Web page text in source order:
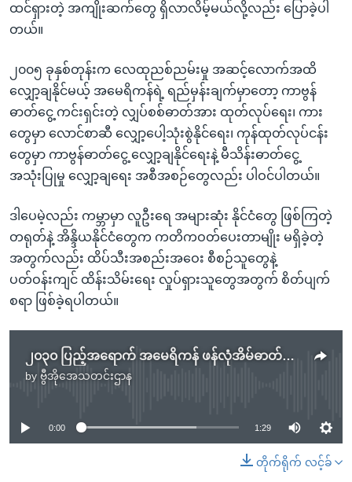
ထင်ရှားတဲ့ အကျိုးဆက်တွေ ရှိလာလိမ့်မယ်လို့လည်း ပြောခဲ့ပါ
တယ်။
၂၀၀၅ ခုနှစ်တုန်းက လေထုညစ်ညမ်းမှု အဆင့်လောက်အထိ
လျှော့ချနိုင်မယ့် အမေရိကန်ရဲ့ ရည်မှန်းချက်မှာတော့ ကာဗွန်
ဓာတ်ငွေ့ ကင်းရှင်းတဲ့ လျှပ်စစ်ဓာတ်အား ထုတ်လုပ်ရေး၊ ကား
တွေမှာ လောင်စာဆီ လျှော့ပေါ့သုံးစွဲနိုင်ရေး၊ ကုန်ထုတ်လုပ်ငန်း
တွေမှာ ကာဗွန်ဓာတ်ငွေ့ လျှော့ချနိုင်ရေးနဲ့ မီသိန်းဓာတ်ငွေ့
အသုံးပြုမှု လျှော့ချရေး အစီအစဉ်တွေလည်း ပါဝင်ပါတယ်။
ဒါပေမဲ့လည်း ကမ္ဘာမှာ လူဦးရေ အများဆုံး နိုင်ငံတွေ ဖြစ်ကြတဲ့
တရုတ်နဲ့ အိန္ဒိယနိုင်ငံတွေက ကတိကဝတ်ပေးတာမျိုး မရှိခဲ့တဲ့
အတွက်လည်း ထိပ်သီးအစည်းအဝေး စီစဉ်သူတွေနဲ့
ပတ်ဝန်းကျင် ထိန်းသိမ်းရေး လှုပ်ရှားသူတွေအတွက် စိတ်ပျက်
စရာ ဖြစ်ခဲ့ရပါတယ်။
၂၀၃၀ ပြည့်အရောက် အမေရိကန် ဖန်လုံအိမ်ဓာတ်ငွေ့ ထုတ်လွှင့်မှု ၅၀% လျှော့ချမည် (သမ္မတ Biden)
by ဗွီအိုအေသတင်းဌာန
No media source currently available
0:00 1:29
တိုက်ရိုက် လင့်ခ်